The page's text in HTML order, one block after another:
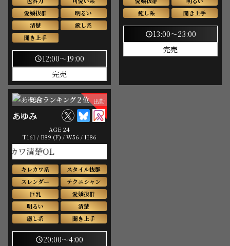
愛嬌抜群
明るい
清楚
癒し系
聞き上手
schedule12:00～19:00
完売
癒し系
聞き上手
schedule13:00～23:00
完売
出勤
総合ランキング２位
あゆみ
AGE 24
T161 / B89 (F) / W56 / H86
清楚OL
キレカワ系
スタイル抜群
スレンダー
テクニシャン
巨乳
愛嬌抜群
明るい
清楚
癒し系
聞き上手
schedule20:00～4:00